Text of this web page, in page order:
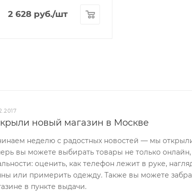
2 628руб./шт
новый магазин в Москве
неделю с радостных новостей — мы
вы можете выбирать товары не только
оценить, как телефон лежит в руке,
или примерить одежду. Также вы можете
в пункте выдачи.